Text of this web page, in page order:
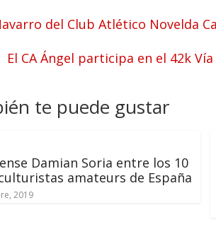
del Club Atlético Novelda
El CA Ángel participa en el 42k
te puede gustar
Damian Soria entre los 10
amateurs de España
2019